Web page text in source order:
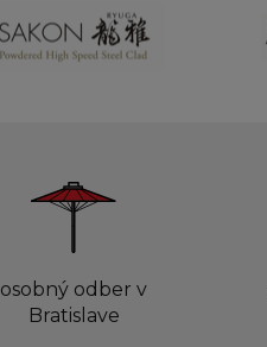
osobný odber v
Bratislave